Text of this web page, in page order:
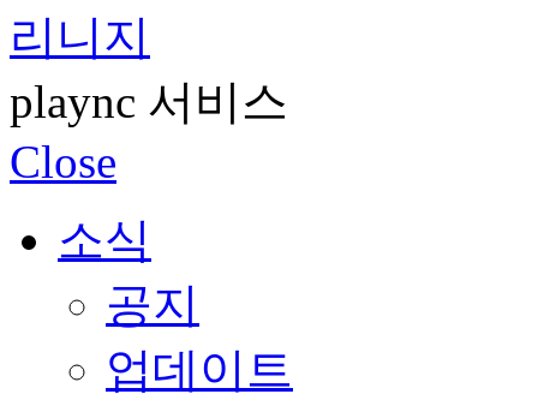
리니지
plaync 서비스
Close
소식
공지
업데이트